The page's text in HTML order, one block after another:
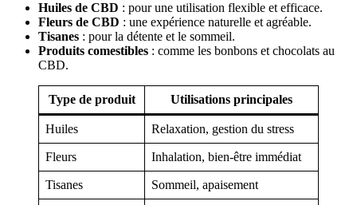
Huiles de CBD : pour une utilisation flexible et efficace.
Fleurs de CBD : une expérience naturelle et agréable.
Tisanes : pour la détente et le sommeil.
Produits comestibles : comme les bonbons et chocolats au
CBD.
Type de produit Utilisations principales
Huiles Relaxation, gestion du stress
Fleurs Inhalation, bien-être immédiat
Tisanes Sommeil, apaisement